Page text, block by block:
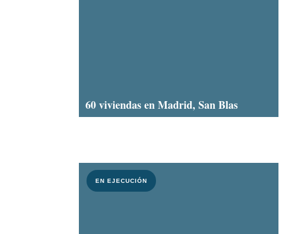
60 viviendas en Madrid, San Blas
EN EJECUCIÓN